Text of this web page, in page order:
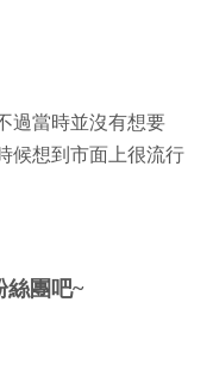
過當時並沒有想要
候想到市面上很流行
絲團吧~